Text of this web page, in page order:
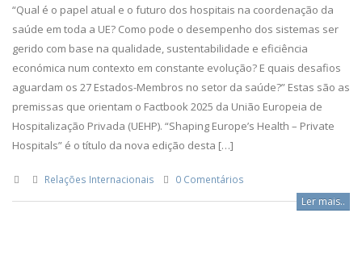
“Qual é o papel atual e o futuro dos hospitais na coordenação da
saúde em toda a UE? Como pode o desempenho dos sistemas ser
gerido com base na qualidade, sustentabilidade e eficiência
económica num contexto em constante evolução? E quais desafios
aguardam os 27 Estados-Membros no setor da saúde?” Estas são as
premissas que orientam o Factbook 2025 da União Europeia de
Hospitalização Privada (UEHP). “Shaping Europe’s Health – Private
Hospitals” é o título da nova edição desta […]
Relações Internacionais 0 Comentários
Ler mais..